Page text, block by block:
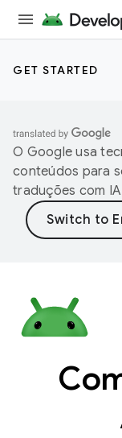
GET STARTED
O Google usa
conteúdos para
traduções com